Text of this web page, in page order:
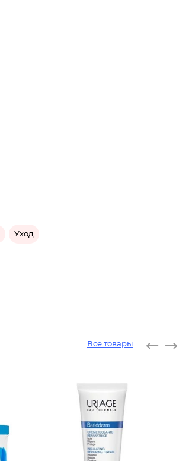
Уход
Все товары